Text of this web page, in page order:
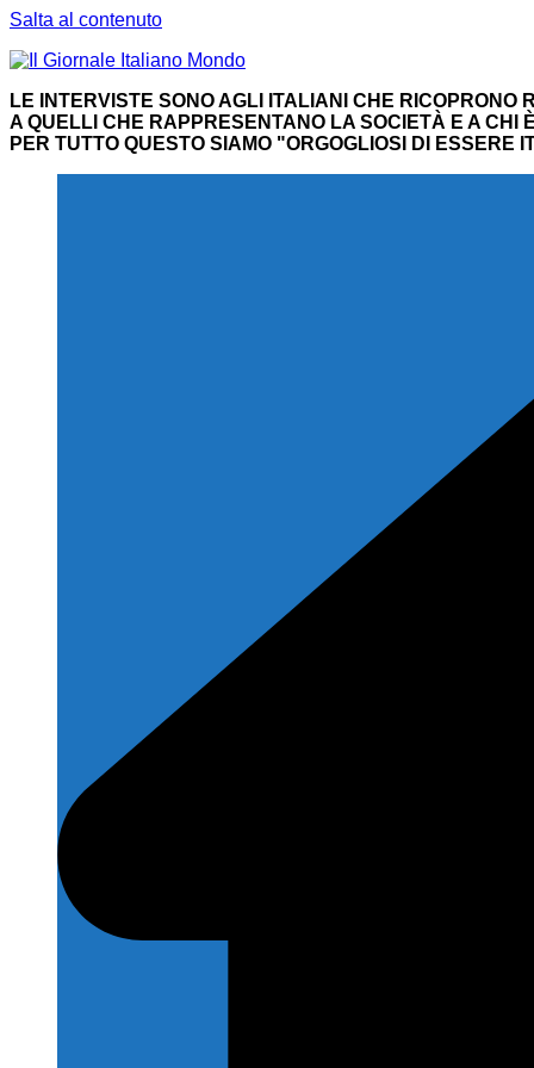
Salta al contenuto
LE INTERVISTE SONO AGLI ITALIANI CHE RICOPRONO
A QUELLI CHE RAPPRESENTANO LA SOCIETÀ E A CHI
PER TUTTO QUESTO SIAMO "ORGOGLIOSI DI ESSERE